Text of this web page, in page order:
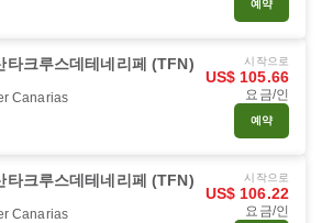
예약
타크루스데테네리페 (TFN)
Canarias
시작으로
US$ 105.66
요금/인
예약
타크루스데테네리페 (TFN)
Canarias
시작으로
US$ 106.22
요금/인